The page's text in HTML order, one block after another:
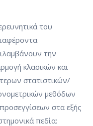
του
την
κλασικών και
στατιστικών/
μεθόδων
στα εξής
πεδία: